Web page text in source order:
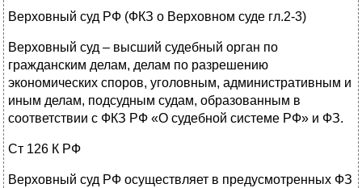
Верховный суд РФ (ФКЗ о Верховном суде гл.2-3)
Верховный суд – высший судебный орган по
гражданским делам, делам по разрешению
экономических споров, уголовным, административным и
иным делам, подсудным судам, образованным в
соответствии с ФКЗ РФ «О судебной системе РФ» и ФЗ.
Ст 126 К РФ
Верховный суд РФ осуществляет в предусмотренных ФЗ